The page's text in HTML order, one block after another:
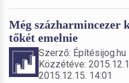
Még százharmincezer
tőkét emelnie
Szerző: Építésijog.hu
Közzétéve:
2015.12.15. 14:01